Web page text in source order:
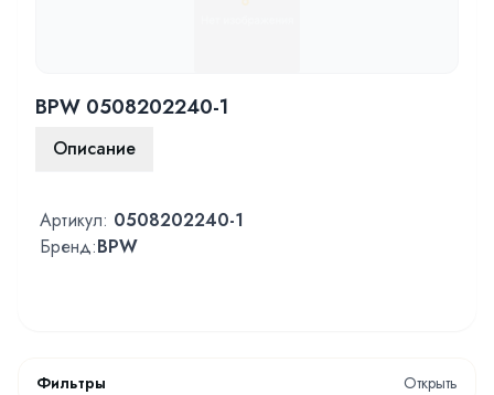
BPW 0508202240-1
Описание
Артикул: 0508202240-1
Бренд:BPW
Фильтры Открыть